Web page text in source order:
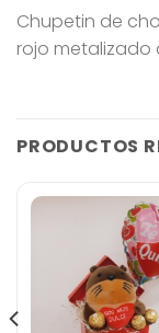
Chupetin de
rojo
PRODUCTOS